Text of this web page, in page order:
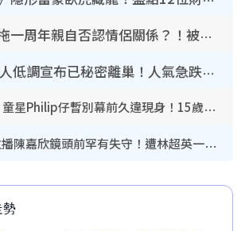
葉蒨文拍拖一周年親自否認情侶關係？！被質疑感情造假竟稱GM「普通同事」
30歲男藝人低調宣布已秘密離巢！人氣急跌變失蹤人口︰「這幾年過得並不容易」
《愛回家》童星Philip仔暫別幕前久違現身！15歲近況暴風長高蛻變帥氣少男
TVB新聞主播陳嘉欣鏡頭前罕有失守！遭林超英一句說話突襲嚇親當場大笑